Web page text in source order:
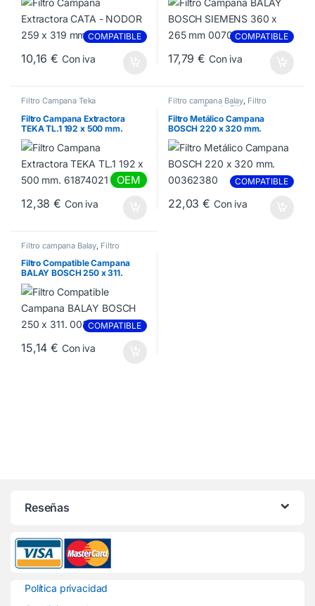
COMPATIBLE
10,16€ Con iva
COMPATIBLE
17,79€ Con iva
Filtro Campana Teka
Filtro Campana Extractora
TEKA TL.1 192 x 500 mm.
61874021
OEM
12,38€ Con iva
Filtro campana Balay, Filtro
campana Bosch Filtro campana
Siemens
Filtro Metálico Campana
BOSCH 220 x 320 mm.
00362380
COMPATIBLE
22,03€ Con iva
Filtro campana Balay, Filtro
campana Bosch Filtro campana
Siemens
Filtro Compatible Campana
BALAY BOSCH 250 x 311.
00353110
COMPATIBLE
15,14€ Con iva
Reseñas
Política privacidad